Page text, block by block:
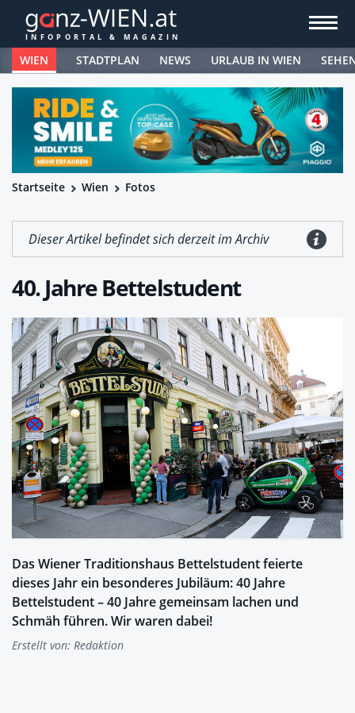
WIEN STADTPLAN NEWS URLAUB IN WIEN
Startseite Wien Fotos
Dieser Artikel befindet sich derzeit im Archiv
40. Jahre Bettelstudent
Das Wiener Traditionshaus Bettelstudent feierte
dieses Jahr ein besonderes Jubiläum: 40 Jahre
Bettelstudent – 40 Jahre gemeinsam lachen und
Schmäh führen. Wir waren dabei!
Erstellt von: Redaktion